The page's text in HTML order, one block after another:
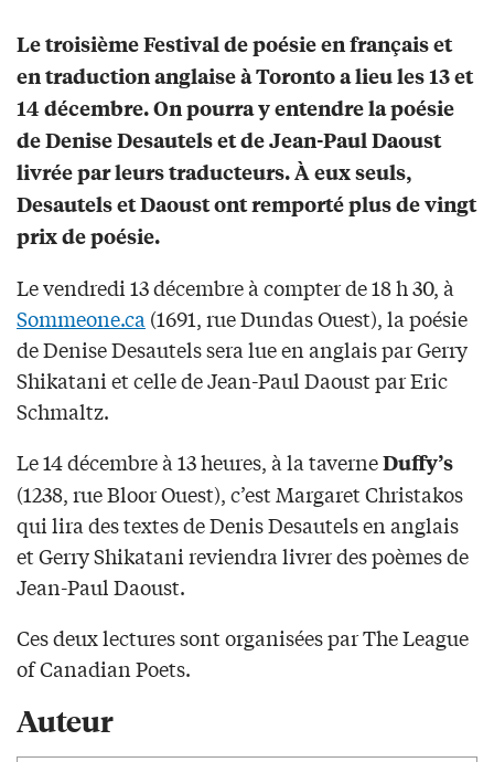
Le troisième Festival de poésie en français et
en traduction anglaise à Toronto a lieu les 13 et
14 décembre. On pourra y entendre la poésie
de Denise Desautels et de Jean-Paul Daoust
livrée par leurs traducteurs. À eux seuls,
Desautels et Daoust ont remporté plus de vingt
prix de poésie.
Le vendredi 13 décembre à compter de 18 h 30, à
Sommeone.ca(1691, rue Dundas Ouest), la poésie
de Denise Desautels sera lue en anglais par Gerry
Shikatani et celle de Jean-Paul Daoust par Eric
Schmaltz.
Le 14 décembre à 13 heures, à la taverneDuffy’s
(1238, rue Bloor Ouest), c’est Margaret Christakos
qui lira des textes de Denis Desautels en anglais
et Gerry Shikatani reviendra livrer des poèmes de
Jean-Paul Daoust.
Ces deux lectures sont organisées par The League
of Canadian Poets.
Auteur